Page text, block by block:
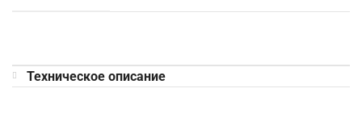
Техническое описание